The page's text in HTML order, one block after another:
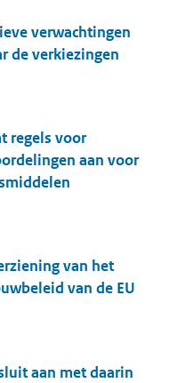
verwachtingen
de verkiezingen
regels voor
aan voor
van het
van de EU
aan met daarin